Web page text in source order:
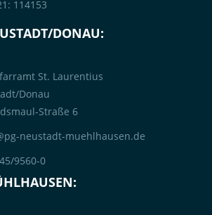
114153
DONAU:
St. Laurentius
Donau
Straße 6
neustadt-muehlhausen.de
9560-0